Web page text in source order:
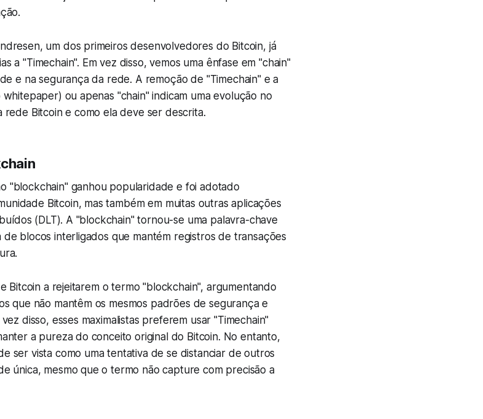
um dos primeiros desenvolvedores do Bitcoin, já
a "Timechain". Em vez disso, vemos uma ênfase em "chain"
e na segurança da rede. A remoção de "Timechain" e a
ou apenas "chain" indicam uma evolução no
Bitcoin e como ela deve ser descrita.
"blockchain" ganhou popularidade e foi adotado
Bitcoin, mas também em muitas outras aplicações
(DLT). A "blockchain" tornou-se uma palavra-chave
blocos interligados que mantém registros de transações
Bitcoin a rejeitarem o termo "blockchain", argumentando
que não mantêm os mesmos padrões de segurança e
disso, esses maximalistas preferem usar "Timechain"
a pureza do conceito original do Bitcoin. No entanto,
ser vista como uma tentativa de se distanciar de outros
única, mesmo que o termo não capture com precisão a